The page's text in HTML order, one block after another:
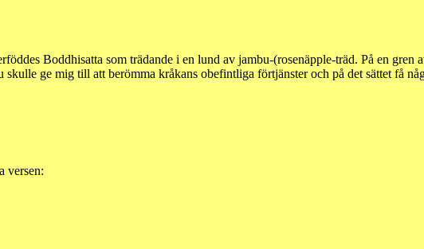
Boddhisatta som trädande i en lund av jambu-(rosenäpple-träd. På en
ge mig till att berömma kråkans obefintliga förtjänster och på det sättet få
versen: